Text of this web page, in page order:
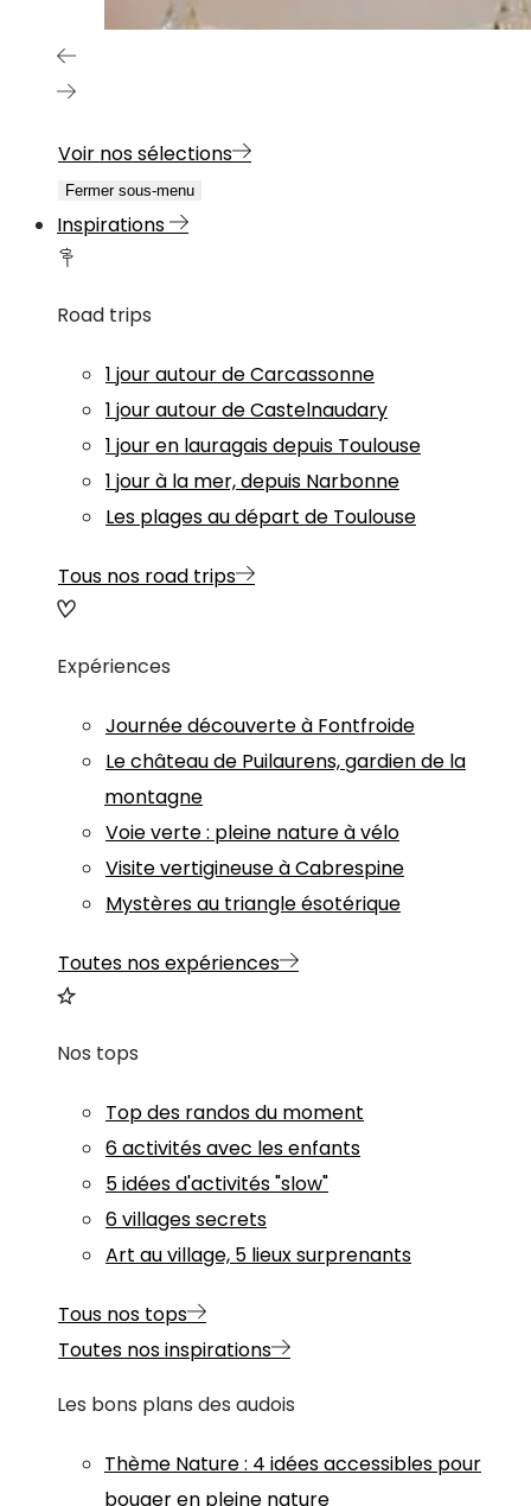
Voir nos sélections
Fermer sous-menu
Inspirations
Road trips
1 jour autour de Carcassonne
1 jour autour de Castelnaudary
1 jour en lauragais depuis Toulouse
1 jour à la mer, depuis Narbonne
Les plages au départ de Toulouse
Tous nos road trips
Expériences
Journée découverte à Fontfroide
Le château de Puilaurens, gardien de la
montagne
Voie verte : pleine nature à vélo
Visite vertigineuse à Cabrespine
Mystères au triangle ésotérique
Toutes nos expériences
Nos tops
Top des randos du moment
6 activités avec les enfants
5 idées d'activités "slow"
6 villages secrets
Art au village, 5 lieux surprenants
Tous nos tops
Toutes nos inspirations
Les bons plans des audois
Thème Nature: 4 idées accessibles pour
bouger en pleine nature